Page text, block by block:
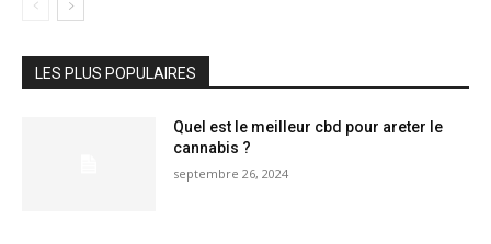
LES PLUS POPULAIRES
Quel est le meilleur cbd pour areter le
cannabis ?
septembre 26, 2024